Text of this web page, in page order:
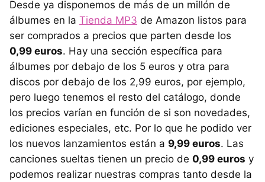
Desde ya disponemos de más de un millón de
álbumes en la Tienda MP3 de Amazon listos para
ser comprados a precios que parten desde los
0,99 euros. Hay una sección específica para
álbumes por debajo de los 5 euros y otra para
discos por debajo de los 2,99 euros, por ejemplo,
pero luego tenemos el resto del catálogo, donde
los precios varían en función de si son novedades,
ediciones especiales, etc. Por lo que he podido ver
los nuevos lanzamientos están a 9,99 euros. Las
canciones sueltas tienen un precio de 0,99 euros y
podemos realizar nuestras compras tanto desde la